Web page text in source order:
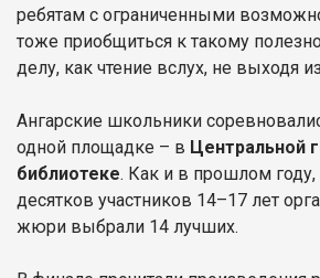
ребятам с ограниченными
тоже приобщиться к такому
делу, как чтение вслух, не выходя
Ангарские школьники
одной площадке – в Центральной
библиотеке. Как и в прошлом
десятков участников 14–17 лет
жюри выбрали 14 лучших.